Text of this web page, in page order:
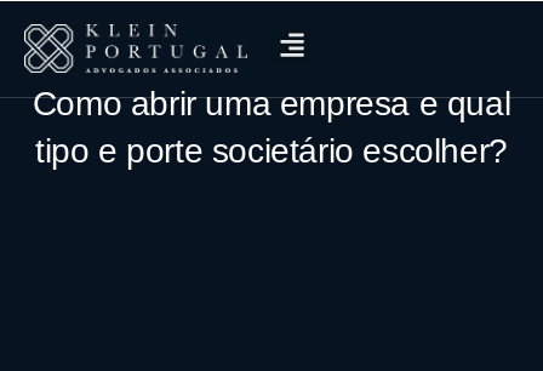
Como abrir uma empresa e qual
tipo e porte societário escolher?